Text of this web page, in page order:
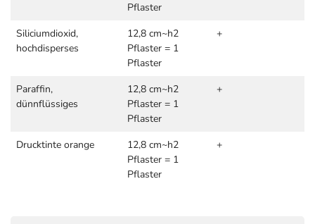
Pflaster
Siliciumdioxid,
hochdisperses
12,8 cm~h2
Pflaster = 1
Pflaster
+
Paraffin,
dünnflüssiges
12,8 cm~h2
Pflaster = 1
Pflaster
+
Drucktinte orange
12,8 cm~h2
Pflaster = 1
Pflaster
+